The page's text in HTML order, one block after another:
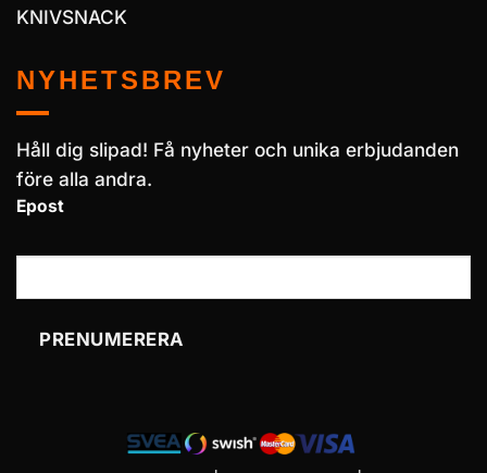
KNIVSNACK
NYHETSBREV
Håll dig slipad! Få nyheter och unika erbjudanden
före alla andra.
Epost
PRENUMERERA